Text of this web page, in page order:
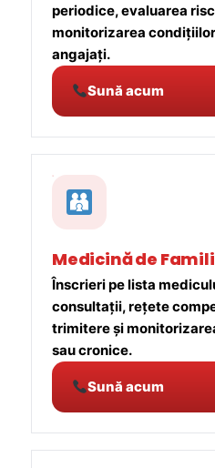
periodice, evaluarea
monitorizarea
angajați.
Sună acum
Medicină de
Înscrieri pe lista
consultații, rețete
trimitere și
sau cronice.
Sună acum